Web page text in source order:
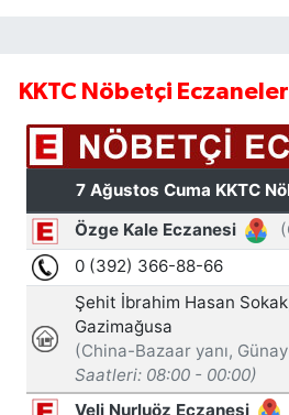
KKTC Nöbetçi Eczaneler